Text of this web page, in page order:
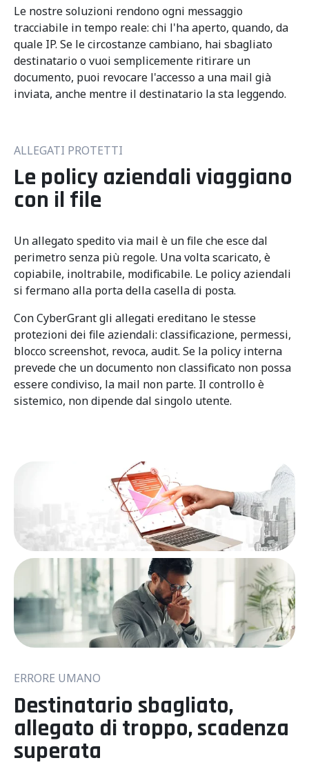
Le nostre soluzioni rendono ogni messaggio
tracciabile in tempo reale: chi l'ha aperto, quando, da
quale IP. Se le circostanze cambiano, hai sbagliato
destinatario o vuoi semplicemente ritirare un
documento, puoi revocare l'accesso a una mail già
inviata, anche mentre il destinatario la sta leggendo.
ALLEGATI PROTETTI
Le policy aziendali viaggiano
con il file
Un allegato spedito via mail è un file che esce dal
perimetro senza più regole. Una volta scaricato, è
copiabile, inoltrabile, modificabile. Le policy aziendali
si fermano alla porta della casella di posta.
Con CyberGrant gli allegati ereditano le stesse
protezioni dei file aziendali: classificazione, permessi,
blocco screenshot, revoca, audit. Se la policy interna
prevede che un documento non classificato non possa
essere condiviso, la mail non parte. Il controllo è
sistemico, non dipende dal singolo utente.
ERRORE UMANO
Destinatario sbagliato,
allegato di troppo, scadenza
superata